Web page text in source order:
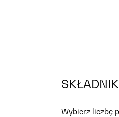
Wybierz liczbę